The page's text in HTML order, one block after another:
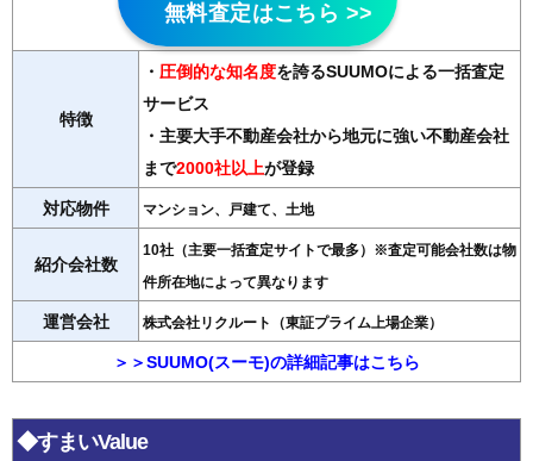
無料査定はこちら >>
特徴
・ 圧倒的な知名度を誇るSUUMOによる一括査定
サービス
・主要大手不動産会社から地元に強い不動産会社
まで2000社以上が登録
対応物件 マンション、戸建て、土地
紹介会社数
10社（主要一括査定サイトで最多）※査定可能会社数は物
件所在地によって異なります
運営会社 株式会社リクルート（東証プライム上場企業）
＞＞SUUMO(スーモ)の詳細記事はこちら
◆すまいValue